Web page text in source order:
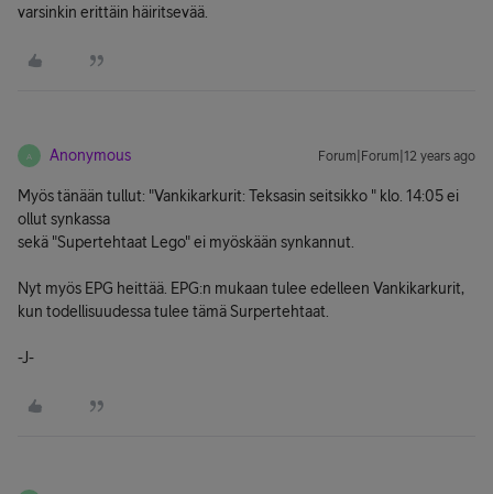
varsinkin erittäin häiritsevää.
A Anonymous Forum|Forum|12 years ago
Myös tänään tullut: "Vankikarkurit: Teksasin seitsikko " klo. 14:05 ei
ollut synkassa
sekä "Supertehtaat Lego" ei myöskään synkannut.
Nyt myös EPG heittää. EPG:n mukaan tulee edelleen Vankikarkurit,
kun todellisuudessa tulee tämä Surpertehtaat.
-J-